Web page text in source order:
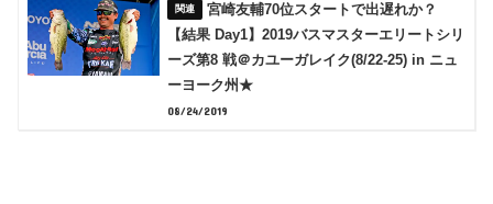
宮崎友輔70位スタートで出遅れか？
【結果 Day1】2019バスマスターエリートシリ
ーズ第8 戦＠カユーガレイク(8/22-25) in ニュ
ーヨーク州★
08/24/2019